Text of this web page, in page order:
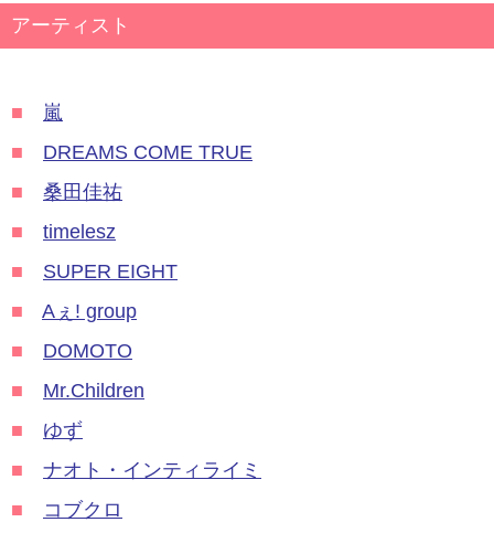
アーティスト
■
嵐
■
DREAMS COME TRUE
■
桑田佳祐
■
timelesz
■
SUPER EIGHT
■
Aぇ! group
■
DOMOTO
■
Mr.Children
■
ゆず
■
ナオト・インティライミ
■
コブクロ